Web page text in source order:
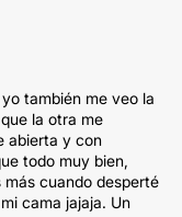
también me veo la
la otra me
abierta y con
todo muy bien,
más cuando desperté
cama jajaja. Un